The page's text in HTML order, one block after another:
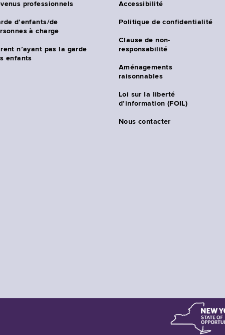
professionnels
d’enfants/de
à charge
n’ayant pas la garde
enfants
Accessibilité
Politique de confidentialité
Clause de non-
responsabilité
Aménagements
raisonnables
Loi sur la liberté
d’information (FOIL)
Nous contacter